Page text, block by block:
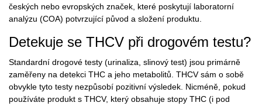
českých nebo evropských značek, které poskytují laboratorní
analýzu (COA) potvrzující původ a složení produktu.
Detekuje se THCV při drogovém testu?
Standardní drogové testy (urinaliza, slinový test) jsou primárně
zaměřeny na detekci THC a jeho metabolitů. THCV sám o sobě
obvykle tyto testy nezpůsobí pozitivní výsledek. Nicméně, pokud
používáte produkt s THCV, který obsahuje stopy THC (i pod